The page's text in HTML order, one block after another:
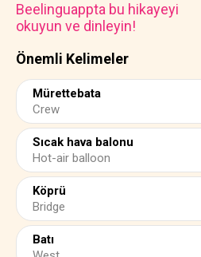
Önemli Kelimeler
Mürettebata
Crew
Sıcak hava balonu
Hot-air balloon
Köprü
Bridge
Batı
Beelinguappta bu hikayeyi
okuyun ve dinleyin!